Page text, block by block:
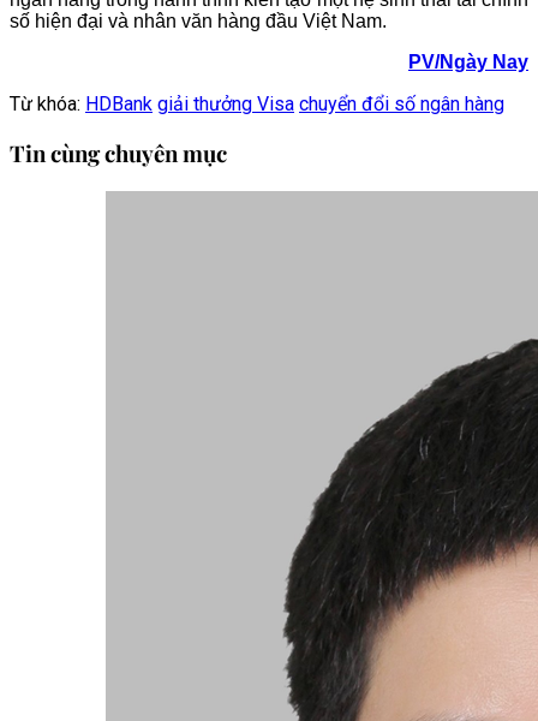
số hiện đại và nhân văn hàng đầu Việt Nam.
PV/Ngày Nay
Từ khóa: HDBank giải thưởng Visa chuyển đổi số ngân hàng
Tin cùng chuyên mục